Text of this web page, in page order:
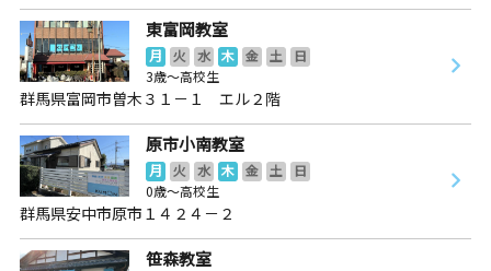
東富岡教室
月 火 水 木 金 土
日
3歳～高校生
群馬県富岡市曽木３１－１ エル２階
原市小南教室
月 火 水 木 金 土
日
0歳～高校生
群馬県安中市原市１４２４－２
笹森教室